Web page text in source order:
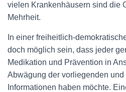
vielen Krankenhäusern sind die
Mehrheit.
In einer freiheitlich-
doch möglich sein, dass jeder
Medikation und Prävention in
Abwägung der vorliegenden
Informationen haben möchte.